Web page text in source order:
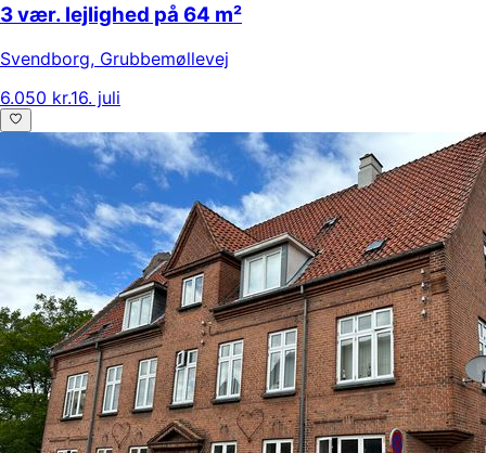
3 vær. lejlighed på 64 m²
Svendborg, Grubbemøllevej
6.050 kr.16. juli